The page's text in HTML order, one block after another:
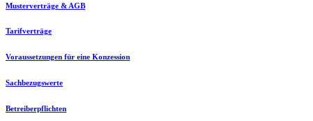
Musterverträge & AGB
Tarifverträge
Voraussetzungen für eine Konzession
Sachbezugswerte
Betreiberpflichten